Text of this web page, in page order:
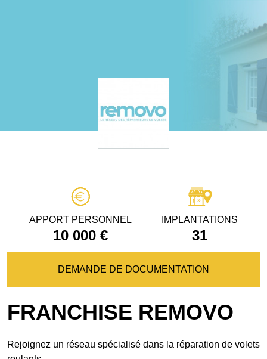
APPORT PERSONNEL
10 000 €
IMPLANTATIONS
31
DEMANDE DE DOCUMENTATION
FRANCHISE REMOVO
Rejoignez un réseau spécialisé dans la réparation de volets